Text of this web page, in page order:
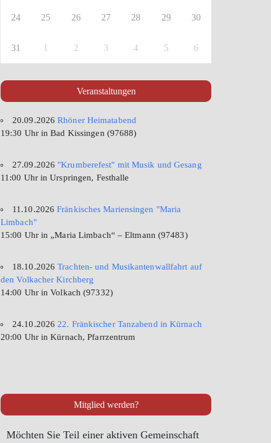
24 25 26 27 28 29 30
31 1 2 3 4 5 6
Veranstaltungen
20.09.2026Rhöner Heimatabend
19:30 Uhr in Bad Kissingen (97688)
27.09.2026 "Krumberefest" mit Musik und Gesang
11:00 Uhr in Urspringen, Festhalle
11.10.2026Fränkisches Mariensingen "Maria
Limbach"
15:00 Uhr in „Maria Limbach“ – Eltmann (97483)
18.10.2026Trachten- und Musikantenwallfahrt auf
den Volkacher Kirchberg
14:00 Uhr in Volkach (97332)
24.10.2026 22. Fränkischer Tanzabend in Kürnach
20:00 Uhr in Kürnach, Pfarrzentrum
Mitglied werden?
Möchten Sie Teil einer aktiven Gemeinschaft